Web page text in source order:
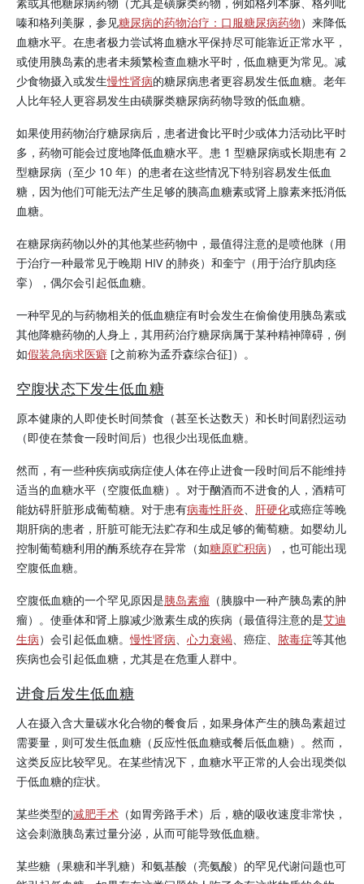
嗪和格列美脲，参见糖尿病的药物治疗：口服糖尿病药物）来降低
血糖水平。在患者极力尝试将血糖水平保持尽可能靠近正常水平，
或使用胰岛素的患者未频繁检查血糖水平时，低血糖更为常见。减
少食物摄入或发生慢性肾病的糖尿病患者更容易发生低血糖。老年
人比年轻人更容易发生由磺脲类糖尿病药物导致的低血糖。
如果使用药物治疗糖尿病后，患者进食比平时少或体力活动比平时
多，药物可能会过度地降低血糖水平。患 1 型糖尿病或长期患有 2
型糖尿病（至少 10 年）的患者在这些情况下特别容易发生低血
糖，因为他们可能无法产生足够的胰高血糖素或肾上腺素来抵消低
血糖。
在糖尿病药物以外的其他某些药物中，最值得注意的是喷他脒（用
于治疗一种最常见于晚期 HIV 的肺炎）和奎宁（用于治疗肌肉痉
挛），偶尔会引起低血糖。
一种罕见的与药物相关的低血糖症有时会发生在偷偷使用胰岛素或
其他降糖药物的人身上，其用药治疗糖尿病属于某种精神障碍，例
如假装急病求医癖 [之前称为孟乔森综合征]）。
空腹状态下发生低血糖
原本健康的人即使长时间禁食（甚至长达数天）和长时间剧烈运动
（即使在禁食一段时间后）也很少出现低血糖。
然而，有一些种疾病或病症使人体在停止进食一段时间后不能维持
适当的血糖水平（空腹低血糖）。对于酗酒而不进食的人，酒精可
能妨碍肝脏形成葡萄糖。对于患有病毒性肝炎、 肝硬化或癌症等晚
期肝病的患者，肝脏可能无法贮存和生成足够的葡萄糖。如婴幼儿
控制葡萄糖利用的酶系统存在异常（如糖原贮积病），也可能出现
空腹低血糖。
空腹低血糖的一个罕见原因是胰岛素瘤 （胰腺中一种产胰岛素的肿
瘤）。使垂体和肾上腺减少激素生成的疾病（最值得注意的是艾迪
生病）会引起低血糖。慢性肾病、 心力衰竭、癌症、 脓毒症等其他
疾病也会引起低血糖，尤其是在危重人群中。
进食后发生低血糖
人在摄入含大量碳水化合物的餐食后，如果身体产生的胰岛素超过
需要量，则可发生低血糖（反应性低血糖或餐后低血糖）。然而，
这类反应比较罕见。在某些情况下，血糖水平正常的人会出现类似
于低血糖的症状。
某些类型的减肥手术 （如胃旁路手术）后，糖的吸收速度非常快，
这会刺激胰岛素过量分泌，从而可能导致低血糖。
某些糖（果糖和半乳糖）和氨基酸（亮氨酸）的罕见代谢问题也可